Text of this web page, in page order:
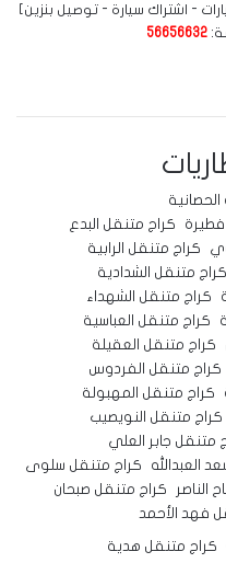
- اشتراك سيارة - توصيل بنزين]
56656632
فطيرة
كراج متنقل البدع
كراج متنقل الرابية
كراج متنقل الشدادية
كراج متنقل الشهداء
كراج متنقل العباسية
كراج متنقل العقيلة
كراج متنقل الفردوس
كراج متنقل المهبولة
كراج متنقل النويصيب
متنقل جابر العلي
العبدالله
كراج متنقل سلوى
الناصر
كراج متنقل صبحان
فهد الأحمد
كراج متنقل هدية